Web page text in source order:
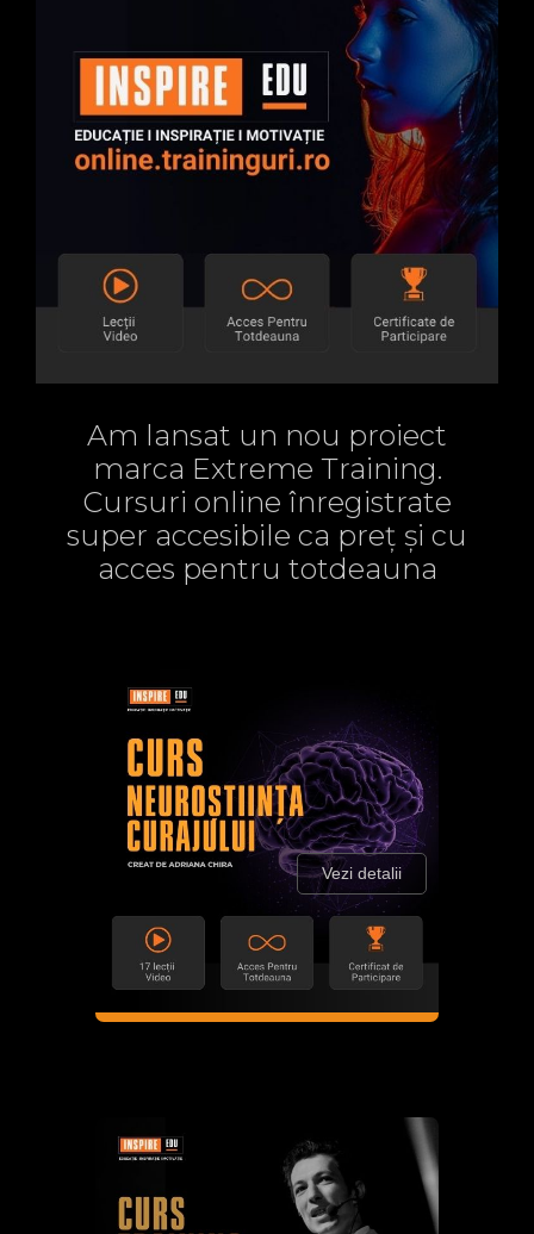
Am lansat un nou proiect
marca Extreme Training.
Cursuri online înregistrate
super accesibile ca preț și cu
acces pentru totdeauna
Vezi detalii